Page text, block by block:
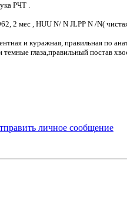
РЧТ .
2 мес , HUU N/ N JLPP N /N(
и куражная, правильная по
глаза,правильный постав